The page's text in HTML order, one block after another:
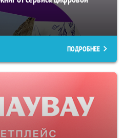
ПОДРОБНЕЕ